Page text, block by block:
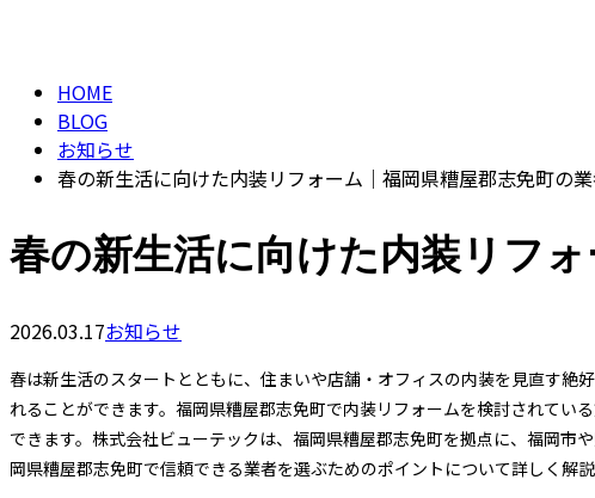
HOME
BLOG
お知らせ
春の新生活に向けた内装リフォーム｜福岡県糟屋郡志免町の
春の新生活に向けた内装リフ
2026.03.17お知らせ
春は新生活のスタートとともに、住まいや店舗・オフィスの内装を見直す
れることができます。福岡県糟屋郡志免町で内装リフォームを検討されてい
できます。株式会社ビューテックは、福岡県糟屋郡志免町を拠点に、福岡
岡県糟屋郡志免町で信頼できる業者を選ぶためのポイントについて詳しく解説